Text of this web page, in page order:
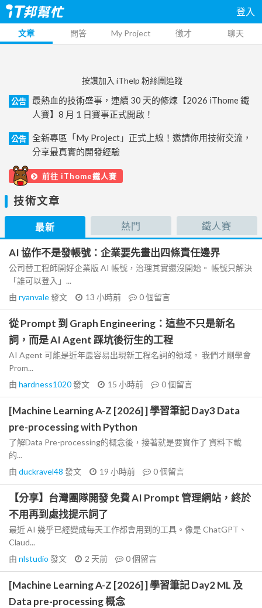
登入
文章 問答 My Project 徵才 聊天
按讚加入 iThelp 粉絲團追蹤
公告
最熱血的技術盛事，連續 30 天的修煉【2026 iThome 鐵
人賽】8 月 1 日賽事正式開啟！
公告
全新專區「My Project」正式上線！邀請你用技術交流，
分享最真實的開發經驗
前往 iThome鐵人賽
技術文章
最新 熱門 鐵人賽
AI 協作不是發帳號：企業要先畫出四條責任邊界
公司替工程師開好企業版 AI 帳號，治理其實還沒開始。 帳號只解決
「誰可以登入」...
由 ryanvale發文 13 小時前 0個留言
從 Prompt 到 Graph Engineering：這些不只是新名
詞，而是 AI Agent 踩坑後衍生的工程
AI Agent 可能是近年最容易出現新工程名詞的領域。 我們才剛學會
Prom...
由 hardness1020發文 15 小時前 0個留言
[Machine Learning A-Z [2026] ] 學習筆記 Day3 Data
pre-processing with Python
了解Data Pre-processing的概念後，接著就是要實作了 資料下載
的...
由 duckravel48 發文 19 小時前 0個留言
【分享】台灣團隊開發 免費 AI Prompt 管理網站，終於
不用再到處找提示詞了
最近 AI 幾乎已經變成每天工作都會用到的工具。像是 ChatGPT、
Claud...
由 nlstudio 發文 2 天前 0個留言
[Machine Learning A-Z [2026] ] 學習筆記 Day2 ML 及
Data pre-processing 概念